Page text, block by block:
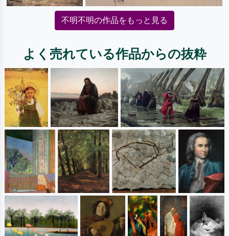
不明不明の作品をもっと見る
よく売れている作品からの抜粋